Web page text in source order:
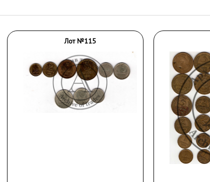
Лот №115